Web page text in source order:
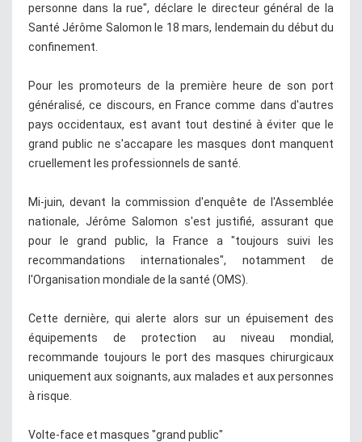
personne dans la rue", déclare le directeur général de la
Santé Jérôme Salomon le 18 mars, lendemain du début du
confinement.
Pour les promoteurs de la première heure de son port
généralisé, ce discours, en France comme dans d'autres
pays occidentaux, est avant tout destiné à éviter que le
grand public ne s'accapare les masques dont manquent
cruellement les professionnels de santé.
Mi-juin, devant la commission d'enquête de l'Assemblée
nationale, Jérôme Salomon s'est justifié, assurant que
pour le grand public, la France a "toujours suivi les
recommandations internationales", notamment de
l'Organisation mondiale de la santé (OMS).
Cette dernière, qui alerte alors sur un épuisement des
équipements de protection au niveau mondial,
recommande toujours le port des masques chirurgicaux
uniquement aux soignants, aux malades et aux personnes
à risque.
Volte-face et masques "grand public"